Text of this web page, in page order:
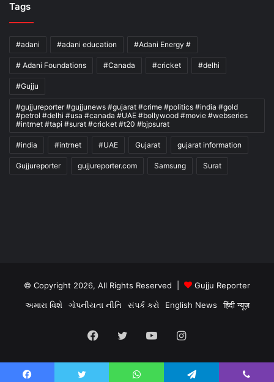
Tags
#adani #adani education #Adani Energy #
# Adani Foundations #Canada #cricket #delhi
#Gujju
#gujjureporter #gujjunews #gujarat #crime #politics #india #gold
#petrol #delhi #usa #canada #UAE #bollywood #movie #webseries
#intrnet #tapi #surat #cricket #t20 #bjpsurat
#india #intrnet #UAE Gujarat gujarat information
Gujjureporter gujjureporter.com Samsung Surat
© Copyright 2026, All Rights Reserved |
Gujju Reporter
અમારા વિશે
ગોપનીયતા નીતિ સંપર્ક કરો English News हिंदी न्यूज़
Facebook
Twitter YouTubeInstagram